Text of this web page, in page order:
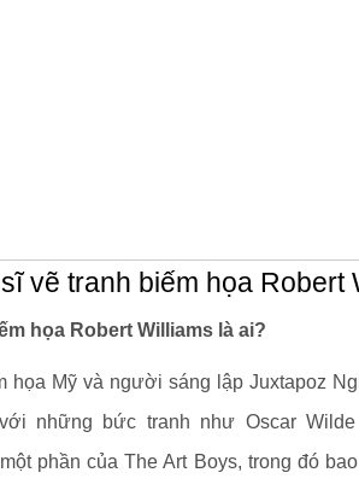
vẽ tranh biếm họa Robert
họa Robert Williams là ai?
họa Mỹ và người sáng lập Juxtapoz
những bức tranh như Oscar Wilde
phần của The Art Boys, trong đó